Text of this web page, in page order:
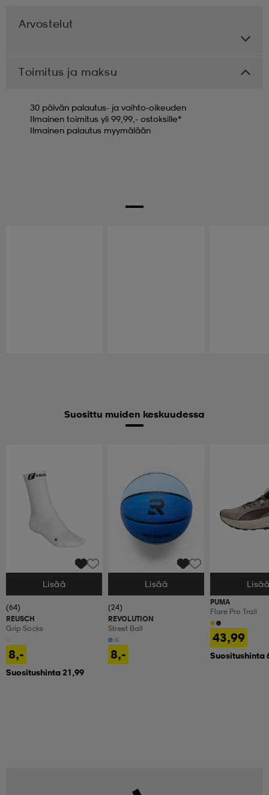
Arvostelut
Toimitus ja maksu
30 päivän palautus- ja vaihto-oikeuden
Ilmainen toimitus yli 99,99,- ostoksille*
Ilmainen palautus myymälään
Suosittu muiden keskuudessa
Valitse Koko
Lisää
(64)
REUSCH
Grip Socks
8,-
Suositushinta 21,99
Valitse Koko
Lisää
(24)
REVOLUTION
Street Ball
8,-
Valitse Koko
PUMA
Flare Pro Trail
43,99
Suositushinta